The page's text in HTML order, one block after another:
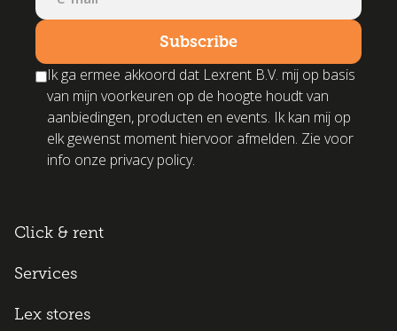
Ik ga ermee akkoord dat Lexrent B.V. mij op basis
van mijn voorkeuren op de hoogte houdt van
aanbiedingen, producten en events. Ik kan mij op
elk gewenst moment hiervoor afmelden. Zie voor
info onze privacy policy.
Click & rent
Services
Lex stores